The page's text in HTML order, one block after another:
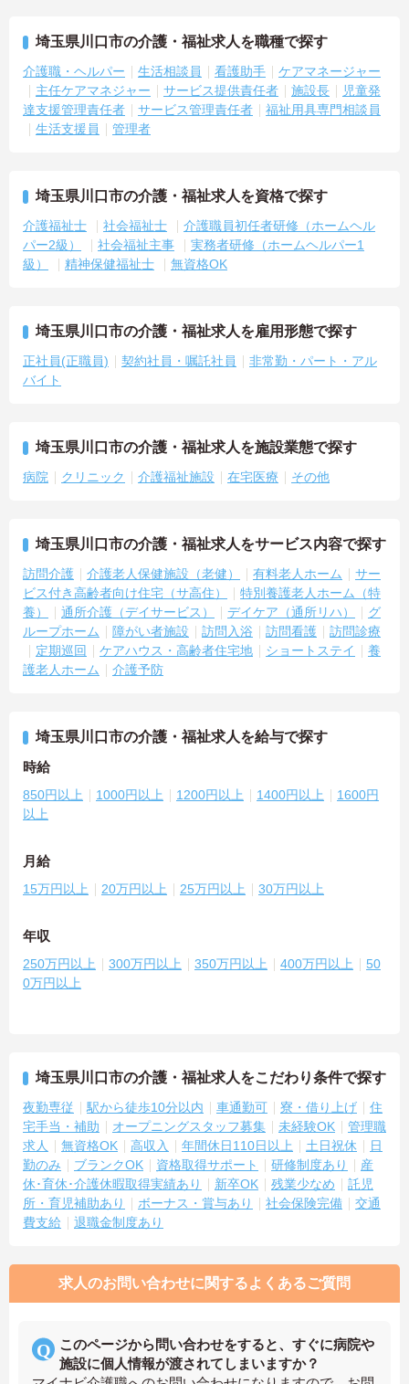
埼玉県川口市の介護・福祉求人を職種で探す
介護職・ヘルパー 生活相談員 看護助手
ケアマネージャー
主任ケアマネジャー
サービス提供責任者 施設長
児童発
達支援管理責任者
サービス管理責任者
福祉用具専門相談員
生活支援員
管理者
埼玉県川口市の介護・福祉求人を資格で探す
介護福祉士 社会福祉士
介護職員初任者研修（ホームヘル
パー2級）
社会福祉主事
実務者研修（ホームヘルパー1
級）
精神保健福祉士 無資格OK
埼玉県川口市の介護・福祉求人を雇用形態で探す
正社員(正職員) 契約社員・嘱託社員
非常勤・パート・アル
バイト
埼玉県川口市の介護・福祉求人を施設業態で探す
病院 クリニック 介護福祉施設 在宅医療 その他
埼玉県川口市の介護・福祉求人をサービス内容で探す
訪問介護 介護老人保健施設（老健） 有料老人ホーム
サー
ビス付き高齢者向け住宅（サ高住）
特別養護老人ホーム（特
養）
通所介護（デイサービス） デイケア（通所リハ）
グ
ループホーム
障がい者施設 訪問入浴 訪問看護
訪問診療
定期巡回
ケアハウス・高齢者住宅地 ショートステイ
養
護老人ホーム
介護予防
埼玉県川口市の介護・福祉求人を給与で探す
時給
850円以上 1000円以上 1200円以上 1400円以上
1600円
以上
月給
15万円以上 20万円以上 25万円以上 30万円以上
年収
250万円以上 300万円以上 350万円以上 400万円以上
50
0万円以上
埼玉県川口市の介護・福祉求人をこだわり条件で探す
夜勤専従 駅から徒歩10分以内 車通勤可 寮・借り上げ
住
宅手当・補助
オープニングスタッフ募集 未経験OK
管理職
求人
無資格OK 高収入 年間休日110日以上 土日祝休
日
勤のみ
ブランクOK 資格取得サポート 研修制度あり
産
休･育休･介護休暇取得実績あり
新卒OK 残業少なめ
託児
所・育児補助あり
ボーナス・賞与あり 社会保険完備
交通
費支給
退職金制度あり
求人のお問い合わせに関するよくあるご質問
このページから問い合わせをすると、すぐに病院や
施設に個人情報が渡されてしまいますか？